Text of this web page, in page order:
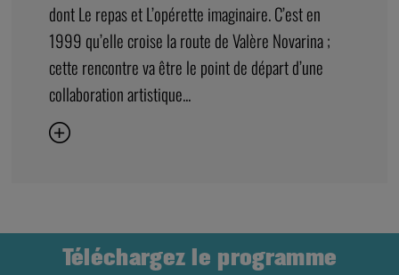
dont Le repas et L’opérette imaginaire. C’est en
1999 qu’elle croise la route de Valère Novarina ;
cette rencontre va être le point de départ d’une
collaboration artistique...
Téléchargez le programme